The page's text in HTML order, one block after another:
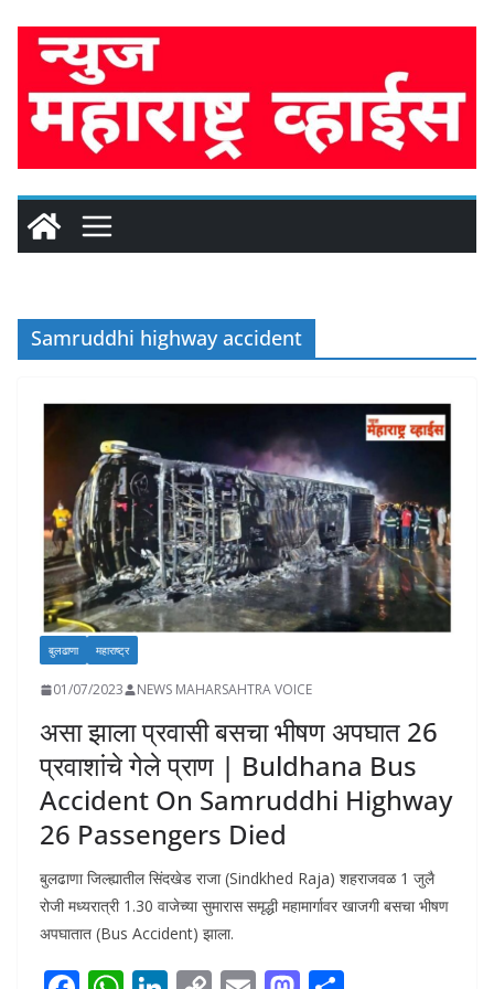
Samruddhi highway accident
बुलढाणा महाराष्ट्र
01/07/2023 NEWS MAHARSAHTRA VOICE
असा झाला प्रवासी बसचा भीषण अपघात 26
प्रवाशांचे गेले प्राण | Buldhana Bus
Accident On Samruddhi Highway
26 Passengers Died
बुलढाणा जिल्ह्यातील सिंदखेड राजा (Sindkhed Raja) शहराजवळ 1 जुलै
रोजी मध्यरात्री 1.30 वाजेच्या सुमारास समृद्धी महामार्गावर खाजगी बसचा भीषण
अपघातात (Bus Accident) झाला.